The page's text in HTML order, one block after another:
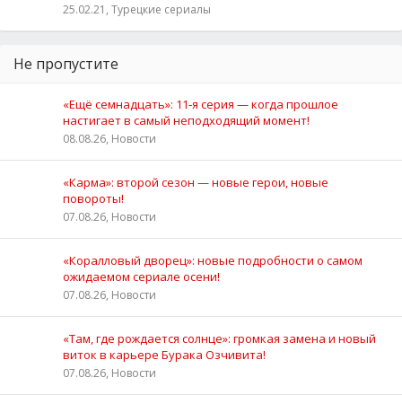
25.02.21, Турецкие сериалы
Не пропустите
«Ещё семнадцать»: 11‑я серия — когда прошлое
настигает в самый неподходящий момент!
08.08.26, Новости
«Карма»: второй сезон — новые герои, новые
повороты!
07.08.26, Новости
«Коралловый дворец»: новые подробности о самом
ожидаемом сериале осени!
07.08.26, Новости
«Там, где рождается солнце»: громкая замена и новый
виток в карьере Бурака Озчивита!
07.08.26, Новости